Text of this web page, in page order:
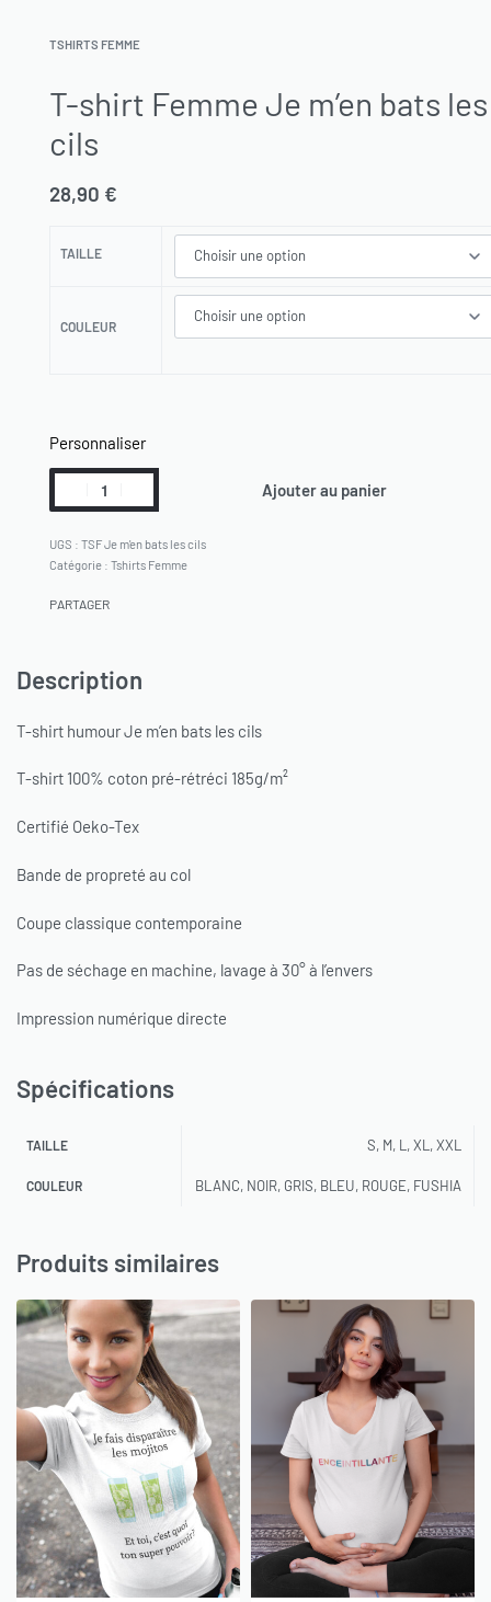
TSHIRTS FEMME
T-shirt Femme Je m’en bats les
cils
28,90 €
TAILLE
COULEUR
Personnaliser
Ajouter au panier
TSF Je m'en bats les cils
Catégorie : Tshirts Femme
PARTAGER
Description
T-shirt humour Je m’en bats les cils
T-shirt 100% coton pré-rétréci 185g/m²
Certifié Oeko-Tex
Bande de propreté au col
Coupe classique contemporaine
Pas de séchage en machine, lavage à 30° à l’envers
Impression numérique directe
Spécifications
TAILLE S, M, L, XL, XXL
COULEUR BLANC, NOIR, GRIS, BLEU, ROUGE, FUSHIA
Produits similaires